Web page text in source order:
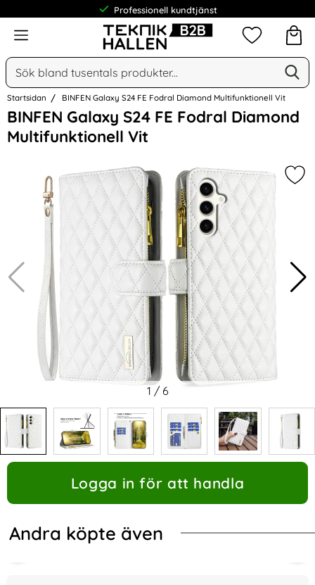
Professionell kundtjänst
Meny
Sök
Sök på Narse Group AB
Mina
Startsidan BINFEN Galaxy S24 FE Fodral Diamond Multifunktionell Vit
BINFEN Galaxy S24 FE Fodral Diamond
Multifunktionell Vit
Hoppa
över
Bilder
1 / 6
Logga in för att handla
Andra köpte även